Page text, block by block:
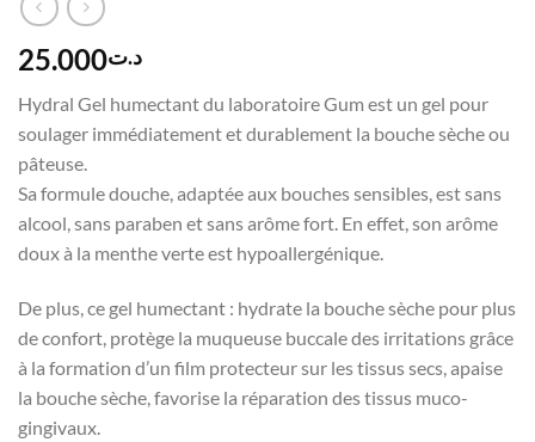
د.ت25.000
Hydral Gel humectant du laboratoire Gum est un gel pour
soulager immédiatement et durablement la bouche sèche ou
pâteuse.
Sa formule douche, adaptée aux bouches sensibles, est sans
alcool, sans paraben et sans arôme fort. En effet, son arôme
doux à la menthe verte est hypoallergénique.
De plus, ce gel humectant : hydrate la bouche sèche pour plus
de confort, protège la muqueuse buccale des irritations grâce
à la formation d’un film protecteur sur les tissus secs, apaise
la bouche sèche, favorise la réparation des tissus muco-
gingivaux.